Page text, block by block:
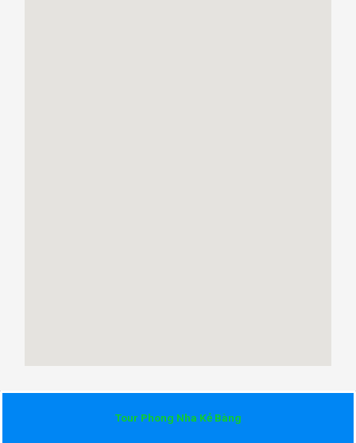
Tour Phong Nha Kẻ Bàng